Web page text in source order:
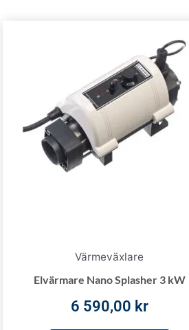
Värmeväxlare
Elvärmare Nano Splasher 3 kW
6 590,00 kr